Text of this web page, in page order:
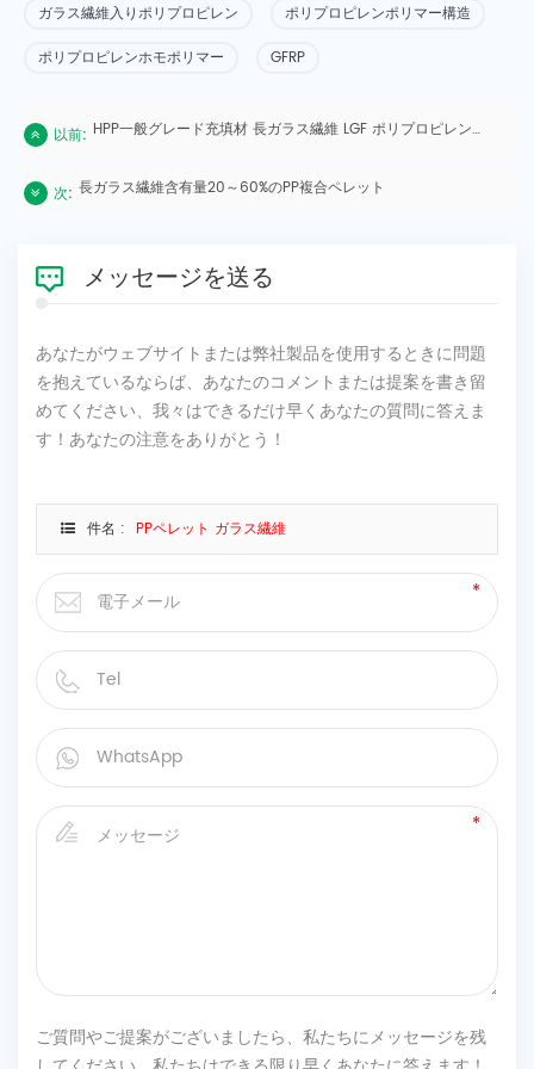
ガラス繊維入りポリプロピレン
ポリプロピレンポリマー構造
ポリプロピレンホモポリマー
GFRP
以前: HPP一般グレード充填材 長ガラス繊維 LGF ポリプロピレン改質プラスチック強化材料
次: 長ガラス繊維含有量20～60%のPP複合ペレット
メッセージを送る
あなたがウェブサイトまたは弊社製品を使用するときに問題
を抱えているならば、あなたのコメントまたは提案を書き留
めてください、我々はできるだけ早くあなたの質問に答えま
す！あなたの注意をありがとう！
件名 : PPペレット ガラス繊維
ご質問やご提案がございましたら、私たちにメッセージを残